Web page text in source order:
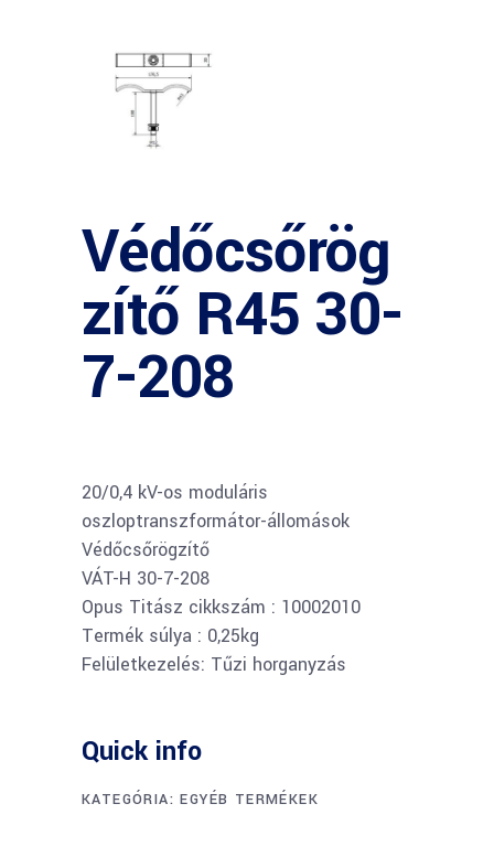
Védőcsőrög
zítő R45 30-
7-208
20/0,4 kV-os moduláris
oszloptranszformátor-állomások
Védőcsőrögzítő
VÁT-H 30-7-208
Opus Titász cikkszám : 10002010
Termék súlya : 0,25kg
Felületkezelés: Tűzi horganyzás
Quick info
KATEGÓRIA:EGYÉB TERMÉKEK